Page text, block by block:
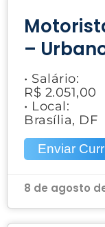
–
• Salário:
R$ 2.051,00
• Local:
Brasília, DF
Enviar
8 de agosto